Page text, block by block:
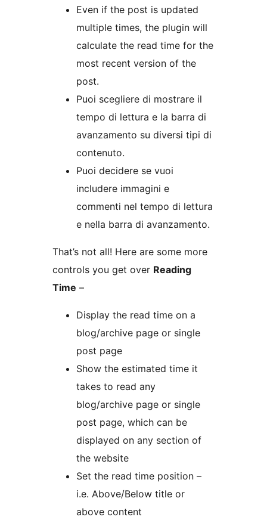
Even if the post is updated
multiple times, the plugin will
calculate the read time for the
most recent version of the
post.
Puoi scegliere di mostrare il
tempo di lettura e la barra di
avanzamento su diversi tipi di
contenuto.
Puoi decidere se vuoi
includere immagini e
commenti nel tempo di lettura
e nella barra di avanzamento.
That’s not all! Here are some more
controls you get over Reading
Time –
Display the read time on a
blog/archive page or single
post page
Show the estimated time it
takes to read any
blog/archive page or single
post page, which can be
displayed on any section of
the website
Set the read time position –
i.e. Above/Below title or
above content